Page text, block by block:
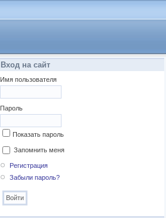
Вход на сайт
Имя пользователя
Пароль
Показать пароль
Запомнить меня
Регистрация
Забыли пароль?